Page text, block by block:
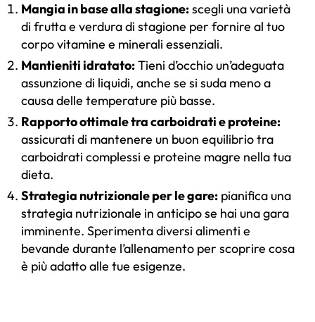
Mangia in base alla stagione:scegli una varietà
di frutta e verdura di stagione per fornire al tuo
corpo vitamine e minerali essenziali.
Mantieniti idratato:Tieni d’occhio un’adeguata
assunzione di liquidi, anche se si suda meno a
causa delle temperature più basse.
Rapporto ottimale tra carboidrati e proteine:
assicurati di mantenere un buon equilibrio tra
carboidrati complessi e proteine magre nella tua
dieta.
Strategia nutrizionale per le gare: pianifica una
strategia nutrizionale in anticipo se hai una gara
imminente. Sperimenta diversi alimenti e
bevande durante l’allenamento per scoprire cosa
è più adatto alle tue esigenze.